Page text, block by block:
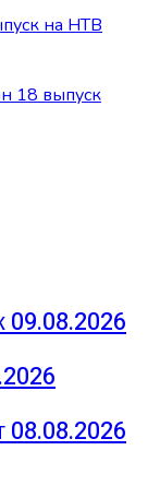
на НТВ
18 выпуск